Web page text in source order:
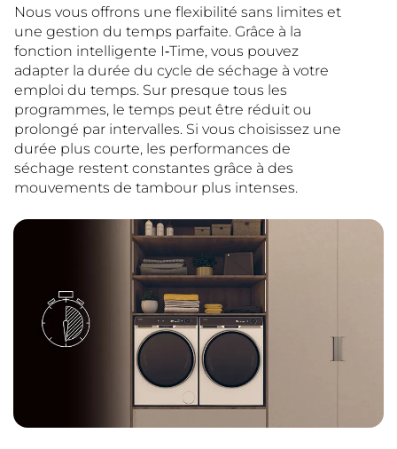
Nous vous offrons une flexibilité sans limites et
une gestion du temps parfaite. Grâce à la
fonction intelligente I‑Time, vous pouvez
adapter la durée du cycle de séchage à votre
emploi du temps. Sur presque tous les
programmes, le temps peut être réduit ou
prolongé par intervalles. Si vous choisissez une
durée plus courte, les performances de
séchage restent constantes grâce à des
mouvements de tambour plus intenses.